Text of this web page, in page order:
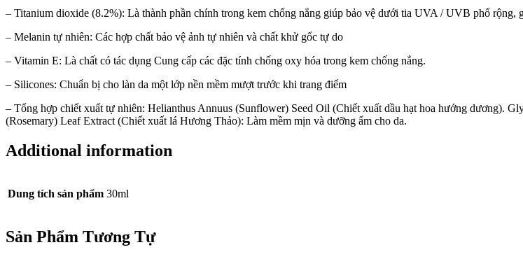
– Titanium dioxide (8.2%): Là thành phần chính trong kem chống nắng giúp bảo vệ dưới tia UVA / UVB phổ rộng,
– Melanin tự nhiên: Các hợp chất bảo vệ ảnh tự nhiên và chất khử gốc tự do
– Vitamin E: Là chất có tác dụng Cung cấp các đặc tính chống oxy hóa trong kem chống nắng.
– Silicones: Chuẩn bị cho làn da một lớp nền mềm mượt trước khi trang điểm
– Tổng hợp chiết xuất tự nhiên: Helianthus Annuus (Sunflower) Seed Oil (Chiết xuất dầu hạt hoa hướng dương).
(Rosemary) Leaf Extract (Chiết xuất lá Hương Thảo): Làm mềm mịn và dưỡng ẩm cho da.
Additional information
Dung tích sản phẩm 30ml
Sản Phẩm Tương Tự